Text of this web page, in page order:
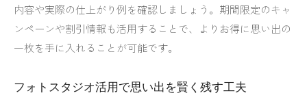
内容や実際の仕上がり例を確認しましょう。期間限定のキャ
ンペーンや割引情報も活用することで、よりお得に思い出の
一枚を手に入れることが可能です。
フォトスタジオ活用で思い出を賢く残す工夫